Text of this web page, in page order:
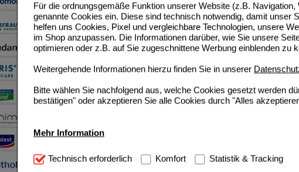
Für die ordnungsgemäße Funktion unserer Website (z.B.
genannte Cookies ein. Diese sind technisch notwendig, damit unser
helfen uns Cookies, Pixel und vergleichbare Technologien, unsere
im Shop anzupassen. Die Informationen darüber, wie Sie unsere
optimieren oder z.B. auf Sie zugeschnittene Werbung einblenden zu
Weitergehende Informationen hierzu finden Sie in unserer
Bitte wählen Sie nachfolgend aus, welche Cookies gesetzt werden
bestätigen" oder akzeptieren Sie alle Cookies durch "Alles
Mehr Information
Technisch Notwendig: Hierbei handelt es sich um Cookies, die für
notwendig sind (z.B. Navigation, Warenkorb, Kundenkonto),
Technisch erforderlich Komfort Statistik & Tracking